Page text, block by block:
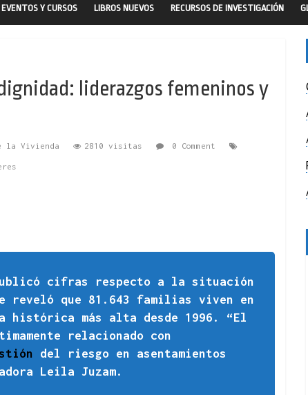
EVENTOS Y CURSOS LIBROS NUEVOS RECURSOS DE INVESTIGACIÓN
liderazgos femeninos y
la Vivienda 2810 visitas 0 Comment
publicó cifras respecto a la situación
reveló que 81.643 familias viven en
histórica más alta desde 1996. “El
relacionado con
del riesgo en asentamientos
Leila Juzam.